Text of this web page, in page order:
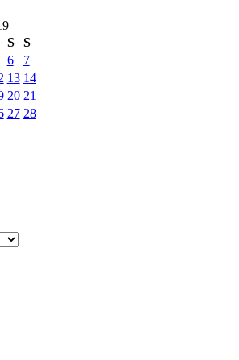
S
S
6
7
13 14
20 21
27 28